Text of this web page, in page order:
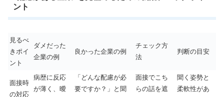
ント
見るべ
きポイ
ント
ダメだった
企業の例
良かった企業の例
チェック方
法
判断の目安
面接時
の対応
病歴に反応
が薄く、曖
「どんな配慮が必
要ですか？」と聞
面接でこち
らの話を遮
聞く姿勢と
柔軟性があ